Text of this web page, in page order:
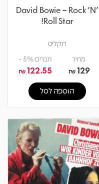
David Bowie – Rock 'N'
Roll Star!
תקליט
מחיר
129
₪
חברים 5% -
122.55
₪
הוספה לסל